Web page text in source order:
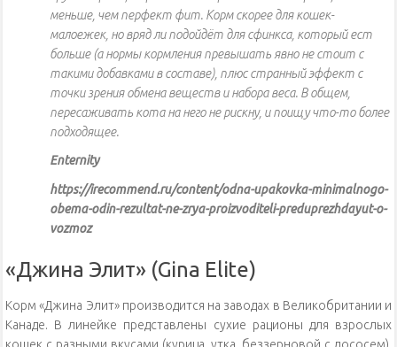
меньше, чем перфект фит. Корм скорее для кошек-
малоежек, но вряд ли подойдёт для сфинкса, который ест
больше (а нормы кормления превышать явно не стоит с
такими добавками в составе), плюс странный эффект с
точки зрения обмена веществ и набора веса. В общем,
пересаживать кота на него не рискну, и поищу что-то более
подходящее.
Enternity
https://irecommend.ru/content/odna-upakovka-minimalnogo-
obema-odin-rezultat-ne-zrya-proizvoditeli-preduprezhdayut-o-
vozmoz
«Джина Элит» (Gina Elite)
Корм «Джина Элит» производится на заводах в Великобритании и
Канаде. В линейке представлены сухие рационы для взрослых